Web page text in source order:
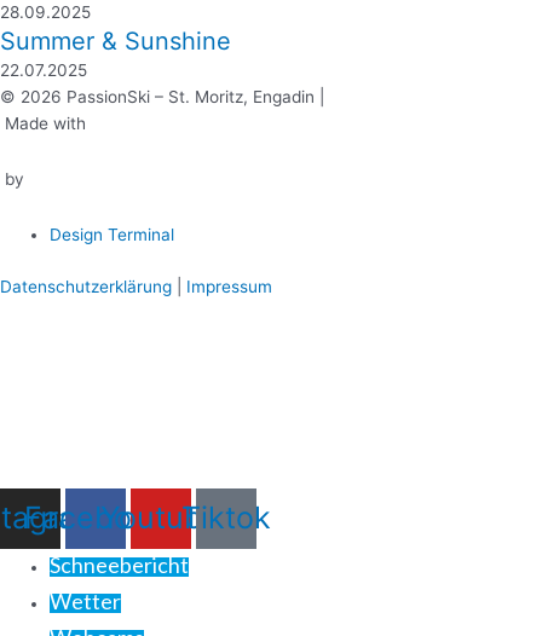
28.09.2025
Summer & Sunshine
22.07.2025
© 2026 PassionSki – St. Moritz, Engadin |
Made with
by
Design Terminal
Datenschutzerklärung Impressum
Facebook
YoutubeTiktok
Schneebericht
Wetter